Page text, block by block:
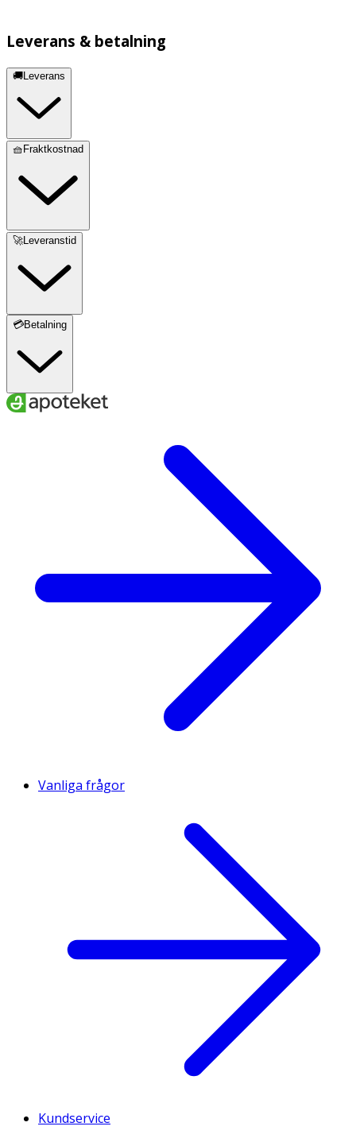
Leverans & betalning
🚚Leverans
🧺Fraktkostnad
🚀Leveranstid
💳Betalning
Vanliga frågor
Kundservice